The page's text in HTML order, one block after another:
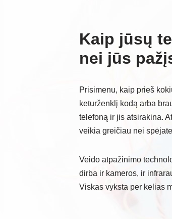
Kaip jūsų
nei jūs
Prisimenu, kaip prieš
keturženklį kodą arba
telefoną ir jis atsirakina.
veikia greičiau nei
Veido atpažinimo
dirba ir kameros, ir
Viskas vyksta per kelias